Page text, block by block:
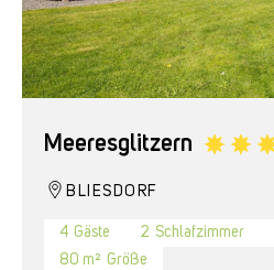
Meeresglitzern
BLIESDORF
4 Gäste 2 Schlafzimmer
80 m² Größe